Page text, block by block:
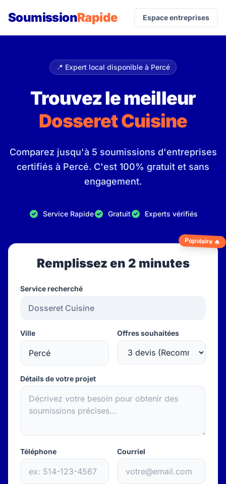
SoumissionRapide Espace entreprises
📍 Expert local disponible à Percé
Trouvez le meilleur
Dosseret Cuisine
Comparez jusqu'à 5 soumissions d'entreprises
certifiés à Percé. C'est 100% gratuit et sans
engagement.
Service Rapide Gratuit Experts vérifiés
Populaire 🔥
Remplissez en 2 minutes
Service recherché
Ville Offres souhaitées
Détails de votre projet
Téléphone Courriel